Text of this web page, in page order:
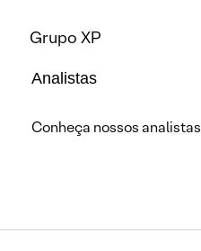
Grupo XP
Analistas
Conheça nossos analistas